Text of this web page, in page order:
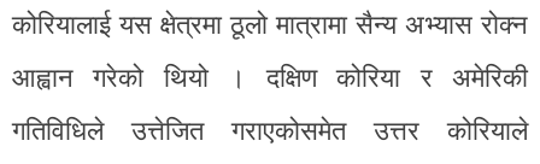
कोरियालाई यस क्षेत्रमा ठूलो मात्रामा सैन्य अभ्यास रोक्न
आह्वान गरेको थियो । दक्षिण कोरिया र अमेरिकी
गतिविधिले उत्तेजित गराएकोसमेत उत्तर कोरियाले